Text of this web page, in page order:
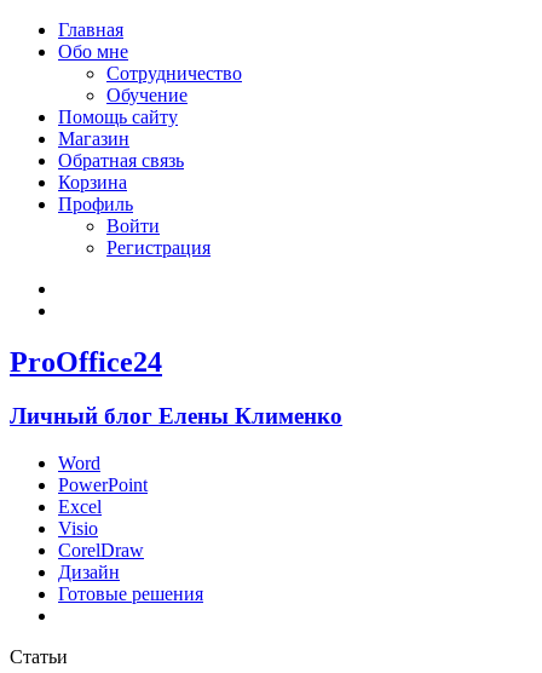
Главная
Обо мне
Сотрудничество
Обучение
Помощь сайту
Магазин
Обратная связь
Корзина
Профиль
Войти
Регистрация
ProOffice24
Личный блог Елены Клименко
Word
PowerPoint
Excel
Visio
CorelDraw
Дизайн
Готовые решения
Статьи